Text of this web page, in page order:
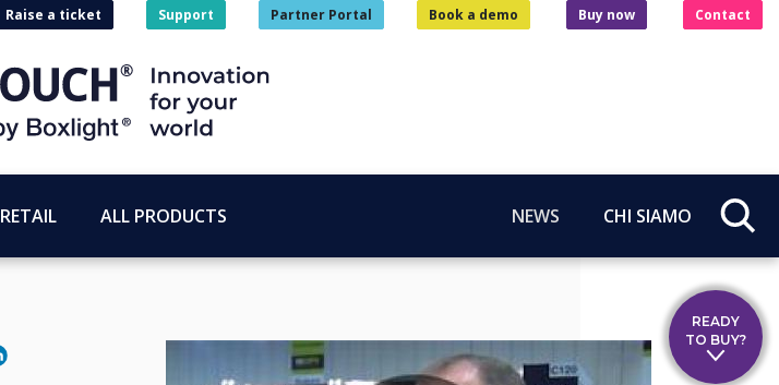
Raise a ticket Support Partner Portal Book a demo Buy now Contact
RETAIL ALL PRODUCTS NEWS CHI SIAMO
READY
TO BUY?